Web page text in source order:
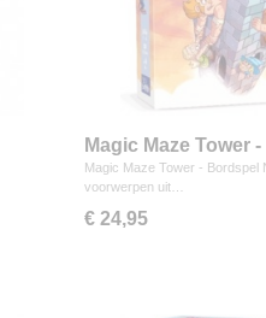
Magic Maze Tower
Magic Maze Tower - Bordspel
voorwerpen uit…
€ 24,95